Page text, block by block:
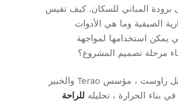
برودة المباني للسكان. كيف تقيس
الصيفية وما هي الأدوات
يمكن استخدامها لمواجهة
مرحلة تصميم المشروع؟
يعطينا ميشيل راوست ، مؤسس Terao والخبير
بناء الحرارة ، تحليله للراحة